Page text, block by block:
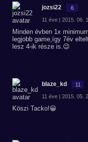
jozsi22 6
11 éve | 2015. 06.
Minden évben 1x
legjobb game,így 7év
lesz 4-ik része is.😉
blaze_kd 11
11 éve | 2015. 05.
Köszi Tacko!😀